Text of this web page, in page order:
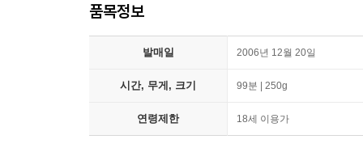
품목정보
발매일 2006년 12월 20일
시간, 무게, 크기 99분 | 250g
연령제한 18세 이용가